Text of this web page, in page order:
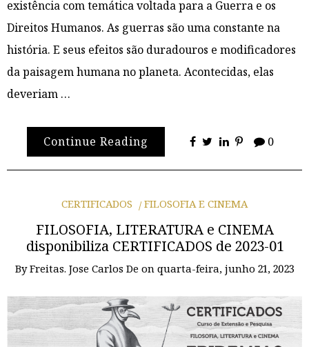
existência com temática voltada para a Guerra e os
Direitos Humanos. As guerras são uma constante na
história. E seus efeitos são duradouros e modificadores
da paisagem humana no planeta. Acontecidas, elas
deveriam …
Continue Reading 0
CERTIFICADOS FILOSOFIA E CINEMA
FILOSOFIA, LITERATURA e CINEMA
disponibiliza CERTIFICADOS de 2023-01
ByFreitas. Jose Carlos De on quarta-feira, junho 21, 2023